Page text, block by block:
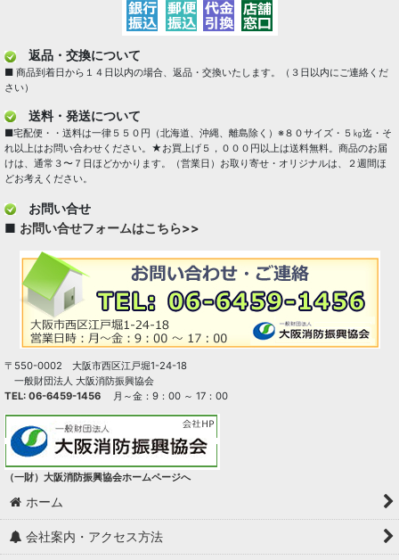
返品・交換について
■ 商品到着日から１４日以内の場合、返品・交換いたします。（３日以内にご連絡くだ
さい）
送料・発送について
■宅配便・・送料は一律５５０円（北海道、沖縄、離島除く）※８０サイズ・５㎏迄・そ
れ以上はお問い合わせください。★お買上げ５，０００円以上は送料無料。商品のお届
けは、通常３〜７日ほどかかります。（営業日）お取り寄せ・オリジナルは、２週間ほ
どお考えください。
お問い合せ
■ お問い合せフォームはこちら>>
〒550-0002 大阪市西区江戸堀1-24-18
一般財団法人 大阪消防振興協会
TEL: 06-6459-1456 月～金：9：00 ～ 17：00
（一財）大阪消防振興協会ホームページへ
ホーム
会社案内・アクセス方法